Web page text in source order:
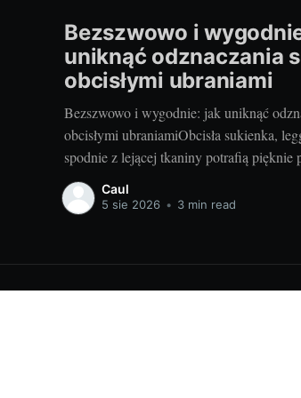
Bezszwowo i
uniknąć odznaczania
obcisłymi ubraniami
Bezszwowo i wygodnie: jak uniknąć
obcisłymi ubraniamiObcisła sukienka,
spodnie z lejącej tkaniny potrafią pięknie
sylwetkę – o ile pod spodem wszystko jest
podpowiadam, jak ograć temat szwów,
Caul
5 sie 2026 • 3 min read